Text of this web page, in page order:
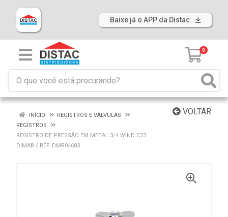
Baixe já o APP da Distac
0
VOLTAR
INÍCIO
REGISTROS E VÁLVULAS
REGISTROS
REGISTRO DE PRESSÃO EM METAL 3/4 WIND C23
DIMAR / REF. DMR04683